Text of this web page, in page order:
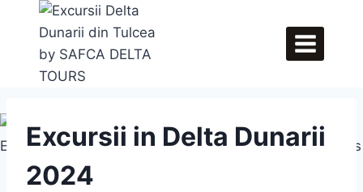
content
Excursii in Delta Dunarii
2024